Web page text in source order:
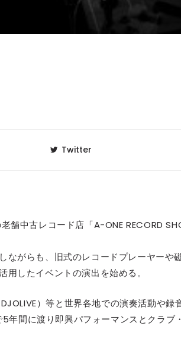
Twitter
舗中古レコード店「A-ONE RECORD
ながらも、旧式のレコードプレーヤーや
したイベントの演出を始める。
）等と世界各地での演奏活動や録
年間に渡り即興パフォーマンスとクラブ